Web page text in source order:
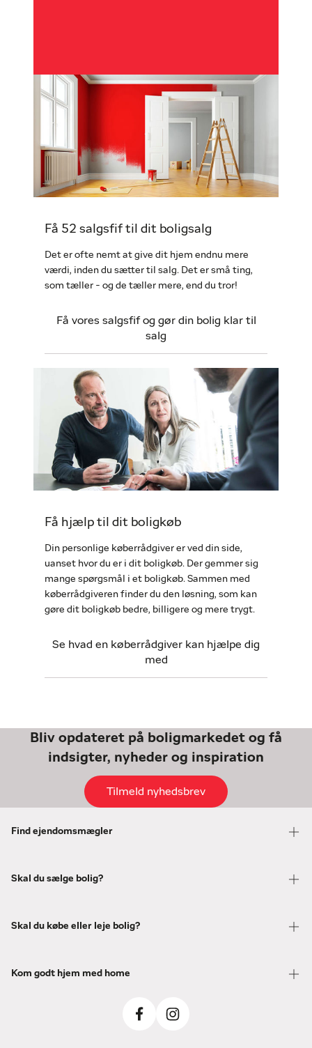
Få 52 salgsfif til dit boligsalg
Det er ofte nemt at give dit hjem endnu mere
værdi, inden du sætter til salg. Det er små ting,
som tæller - og de tæller mere, end du tror!
Få vores salgsfif og gør din bolig klar til
salg
Få hjælp til dit boligkøb
Din personlige køberrådgiver er ved din side,
uanset hvor du er i dit boligkøb. Der gemmer sig
mange spørgsmål i et boligkøb. Sammen med
køberrådgiveren finder du den løsning, som kan
gøre dit boligkøb bedre, billigere og mere trygt.
Se hvad en køberrådgiver kan hjælpe dig
med
Bliv opdateret på boligmarkedet og få
indsigter, nyheder og inspiration
Tilmeld nyhedsbrev
Find ejendomsmægler
Skal du sælge bolig?
Skal du købe eller leje bolig?
Kom godt hjem med home